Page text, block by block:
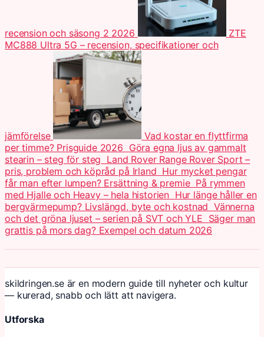
recension och säsong 2 2026
ZTE
MC888 Ultra 5G – recension, specifikationer och
jämförelse
Vad kostar en flyttfirma
per timme? Prisguide 2026 Göra egna ljus av gammalt
stearin – steg för steg Land Rover Range Rover Sport –
pris, problem och köpråd på Irland Hur mycket pengar
får man efter lumpen? Ersättning & premie På rymmen
med Hjalle och Heavy – hela historien Hur länge håller en
bergvärmepump? Livslängd, byte och kostnad Vännerna
och det gröna ljuset – serien på SVT och YLE Säger man
grattis på mors dag? Exempel och datum 2026
skildringen.se är en modern guide till nyheter och kultur
— kurerad, snabb och lätt att navigera.
Utforska